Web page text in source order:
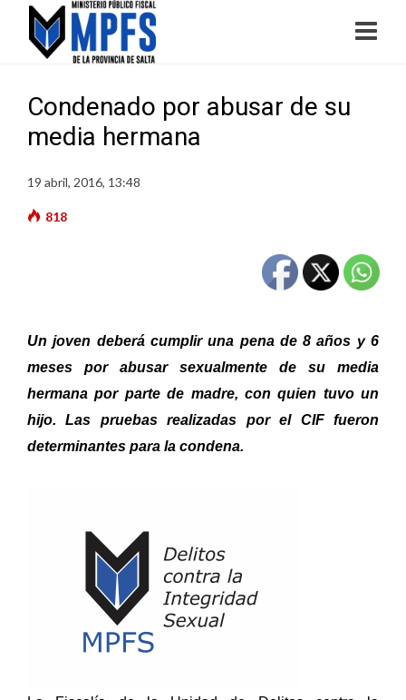
Condenado por abusar de su
media hermana
19 abril, 2016, 13:48
818
Un joven deberá cumplir una pena de 8 años y 6
meses por abusar sexualmente de su media
hermana por parte de madre, con quien tuvo un
hijo. Las pruebas realizadas por el CIF fueron
determinantes para la condena.